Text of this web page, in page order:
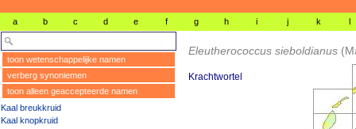
a b c d e f g h i j k l
toon wetenschappelijke namen
verberg synoniemen
toon alleen geaccepteerde namen
Kaal breukkruid
Kaal knopkruid
Eleutherococcus sieboldianus
Krachtwortel